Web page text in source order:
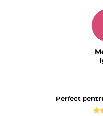
Perfect